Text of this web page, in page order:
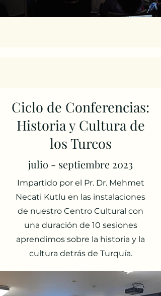
Ciclo de Conferencias:
Historia y Cultura de
los Turcos
julio - septiembre 2023
Impartido por el Pr. Dr. Mehmet
Necati Kutlu en las instalaciones
de nuestro Centro Cultural con
una duración de 10 sesiones
aprendimos sobre la historia y la
cultura detrás de Turquía.